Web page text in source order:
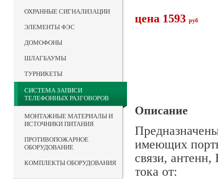
ОХРАННЫЕ СИГНАЛИЗАЦИИ
ЭЛЕМЕНТЫ ФЭС
ДОМОФОНЫ
ШЛАГБАУМЫ
ТУРНИКЕТЫ
СИСТЕМА ЗАПИСИ
ТЕЛЕФОННЫХ РАЗГОВОРОВ
МОНТАЖНЫЕ МАТЕРИАЛЫ И
ИСТОЧНИКИ ПИТАНИЯ
ПРОТИВОПОЖАРНОЕ
ОБОРУДОВАНИЕ
КОМПЛЕКТЫ ОБОРУДОВАНИЯ
цена 1593руб
Описание
имеющих
связи,
тока от: